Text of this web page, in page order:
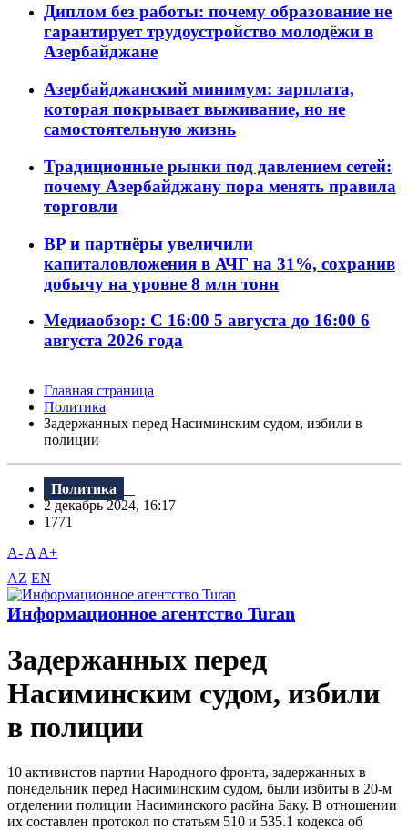
Диплом без работы: почему образование не
гарантирует трудоустройство молодёжи в
Азербайджане
Азербайджанский минимум: зарплата,
которая покрывает выживание, но не
самостоятельную жизнь
Традиционные рынки под давлением сетей:
почему Азербайджану пора менять правила
торговли
BP и партнёры увеличили
капиталовложения в АЧГ на 31%, сохранив
добычу на уровне 8 млн тонн
Медиаобзор: С 16:00 5 августа до 16:00 6
августа 2026 года
Главная страница
Политика
Задержанных перед Насиминским судом, избили в
полиции
Политика
2 декабрь 2024, 16:17
1771
A- A A+
AZ EN
Информационное агентство Turan
Задержанных перед
Насиминским судом, избили
в полиции
10 активистов партии Народного фронта, задержанных в
понедельник перед Насиминским судом, были избиты в 20-м
отделении полиции Насиминского раойна Баку. В отношении
их составлен протокол по статьям 510 и 535.1 кодекса об